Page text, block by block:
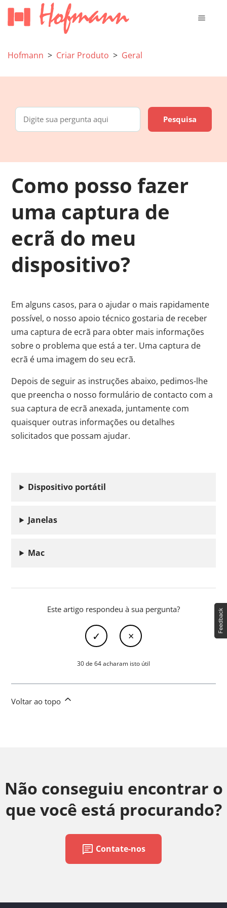
Hofmann Criar Produto Geral
Como posso fazer
uma captura de
ecrã do meu
dispositivo?
Em alguns casos, para o ajudar o mais rapidamente
possível, o nosso apoio técnico gostaria de receber
uma captura de ecrã para obter mais informações
sobre o problema que está a ter. Uma captura de
ecrã é uma imagem do seu ecrã.
Depois de seguir as instruções abaixo, pedimos-lhe
que preencha o nosso formulário de contacto com a
sua captura de ecrã anexada, juntamente com
quaisquer outras informações ou detalhes
solicitados que possam ajudar.
Dispositivo portátil
Janelas
Mac
Este artigo respondeu à sua pergunta?
30 de 64 acharam isto útil
Voltar ao topo
Não conseguiu encontrar o
que você está procurando?
chat Contate-nos